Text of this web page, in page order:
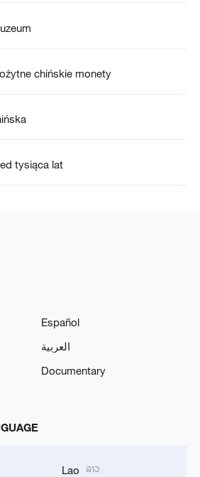
chińskie monety
tysiąca lat
Español
العربية
Documentary
Lao ລາວ